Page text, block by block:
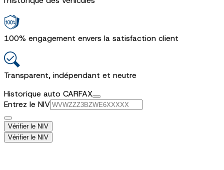
100% engagement envers la satisfaction client
Transparent, indépendant et neutre
Historique auto CARFAX
Entrez le NIV
Vérifier le NIV
Vérifier le NIV